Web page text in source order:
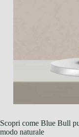
Scopri come Blue Bull
modo naturale